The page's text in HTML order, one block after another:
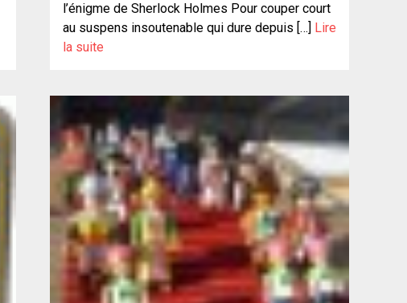
l’énigme de Sherlock Holmes Pour couper court
au suspens insoutenable qui dure depuis […] Lire
la suite